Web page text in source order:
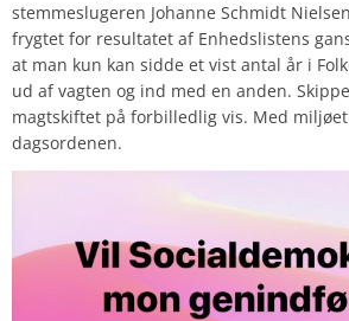
stemmeslugeren Johanne Schmidt
frygtet for resultatet af Enhedslistens
at man kun kan sidde et vist antal år i
ud af vagten og ind med en anden.
magtskiftet på forbilledlig vis. Med
dagsordenen.